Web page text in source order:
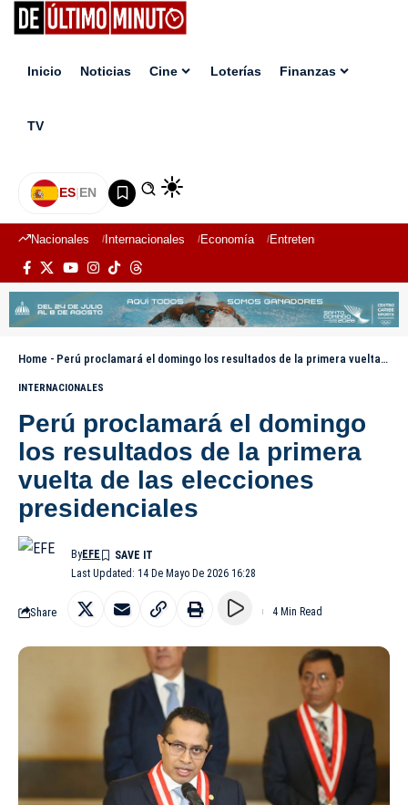
Inicio Noticias Cine Loterías Finanzas
TV
ES|EN
Nacionales Internacionales Economía Entretenimiento
Home - Perú proclamará el domingo los resultados de la primera vuelta de las elecciones presidenciales
INTERNACIONALES
Perú proclamará el domingo
los resultados de la primera
vuelta de las elecciones
presidenciales
Last Updated: 14 De Mayo De 2026 16:28
ByEFE
Share 4 Min Read